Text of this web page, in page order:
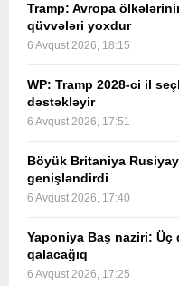
Tramp: Avropa
qüvvələri yoxdur
6 Avqust 2026, 18:15
WP: Tramp 2028-ci il
dəstəkləyir
6 Avqust 2026, 17:51
Böyük Britaniya
genişləndirdi
6 Avqust 2026, 17:40
Yaponiya Baş naziri:
qalacağıq
6 Avqust 2026, 17:25